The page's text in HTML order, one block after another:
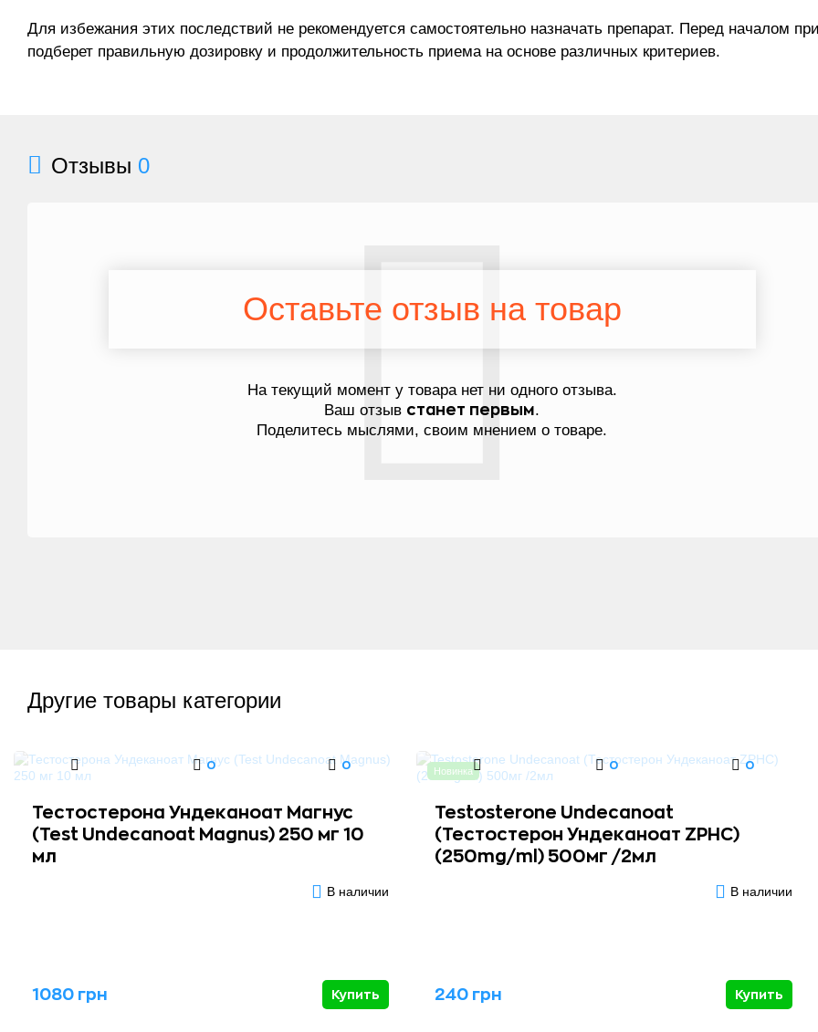
Для избежания этих последствий не рекомендуется самостоятельно назначать препарат. Перед началом
подберет правильную дозировку и продолжительность приема на основе различных критериев.
Отзывы 0
Оставьте отзыв на товар
На текущий момент у товара нет ни одного отзыва.
Ваш отзыв станет первым.
Поделитесь мыслями, своим мнением о товаре.
Другие товары категории
0 0
Тестостерона Ундеканоат Магнус
(Test Undecanoat Magnus) 250 мг 10
мл
В наличии
1080 грн Купить
Новинка 0 0
Testosterone Undecanoat
(Тестостерон Ундеканоат ZPHC)
(250mg/ml) 500мг /2мл
В наличии
240 грн Купить